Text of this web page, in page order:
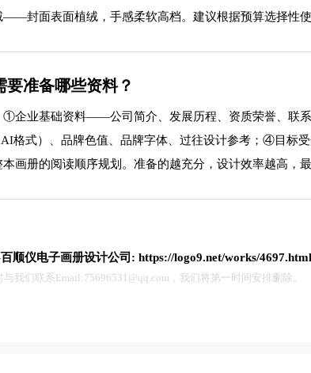
封面表面植绒，手感柔软高档。建议根据预算选择性使
准备哪些资料？
①企业基础资料——公司简介、发展历程、资质荣誉、
格式）、品牌色值、品牌字体、过往设计参考；④目
画册的阅读顺序规划。准备的越充分，设计效率越高，最
顺仪电子画册设计公司: https://logo9.net/works/4697.html
我们联系Email:75696531@qq.com，我们将第一时间安排删除。